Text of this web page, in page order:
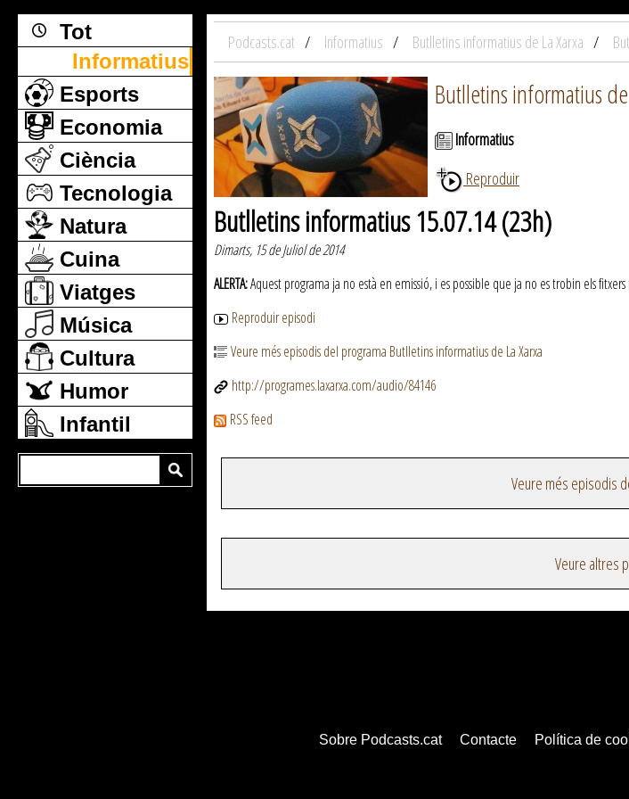
Tot
Informatius
Esports
Economia
Ciència
Tecnologia
Natura
Cuina
Viatges
Música
Cultura
Humor
Infantil
Podcasts.cat Informatius Butlletins informatius de La Xarxa
Butlletins informatius de
Informatius
Reproduir
Butlletins informatius 15.07.14 (23h)
Dimarts, 15 de Juliol de 2014
ALERTA:Aquest programa ja no està en emissió, i es possible que ja no es trobin els
Reproduir episodi
Veure més episodis del programa Butlletins informatius de La Xarxa
http://programes.laxarxa.com/audio/84146
RSS feed
Veure més episodis
Veure altres
Sobre Podcasts.cat Contacte Política de